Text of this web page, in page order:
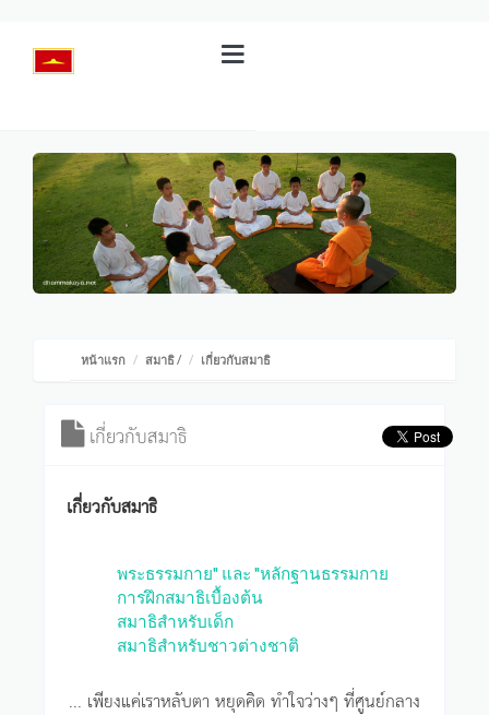
หน้าแรก สมาธิ/ เกี่ยวกับสมาธิ
เกี่ยวกับสมาธิ
เกี่ยวกับสมาธิ
พระธรรมกาย" และ "หลักฐานธรรมกาย
การฝึกสมาธิเบื้องต้น
สมาธิสำหรับเด็ก
สมาธิสำหรับชาวต่างชาติ
... เพียงแค่เราหลับตา หยุดคิด ทำใจว่างๆ ที่ศูนย์กลาง